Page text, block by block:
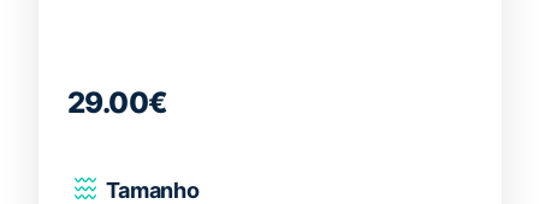
29.00€
Tamanho